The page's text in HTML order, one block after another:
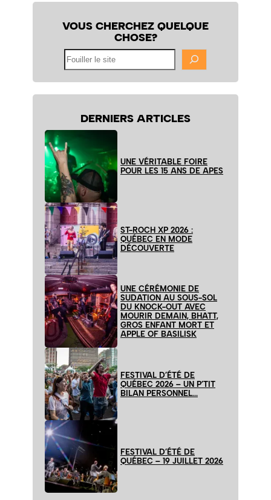
VOUS CHERCHEZ QUELQUE
CHOSE?
DERNIERS ARTICLES
UNE VÉRITABLE FOIRE
POUR LES 15 ANS DE APES
ST-ROCH XP 2026 :
QUÉBEC EN MODE
DÉCOUVERTE
UNE CÉRÉMONIE DE
SUDATION AU SOUS-SOL
DU KNOCK-OUT AVEC
MOURIR DEMAIN, BHATT,
GROS ENFANT MORT ET
APPLE OF BASILISK
FESTIVAL D’ÉTÉ DE
QUÉBEC 2026 – UN P’TIT
BILAN PERSONNEL…
FESTIVAL D’ÉTÉ DE
QUÉBEC – 19 JUILLET 2026